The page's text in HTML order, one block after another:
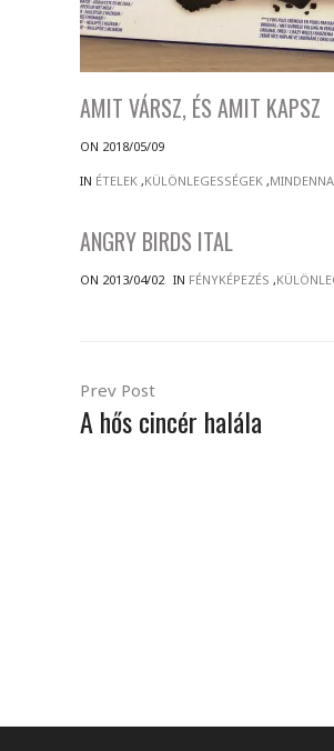
AMIT VÁRSZ, ÉS AMIT KAPSZ
ON 2018/05/09
IN ÉTELEK ,KÜLÖNLEGESSÉGEK ,
ANGRY BIRDS ITAL
ON 2013/04/02 IN FÉNYKÉPEZÉS ,
Prev Post
A hős cincér halála